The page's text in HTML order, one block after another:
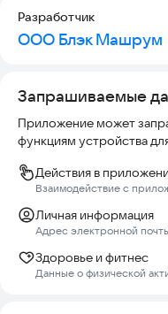
Разработчик
ООО Блэк Машрум
Запрашиваемые
Приложение может
функциям устройства
Действия в
Взаимодействие с
Личная информация
Адрес электронной
Здоровье и фитнес
Данные о физической